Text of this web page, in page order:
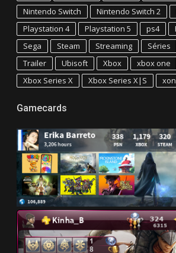
Nintendo Switch
Nintendo Switch 2
Playstation 4
Playstation 5 ps4
Sega
Steam Streaming Séries
Trailer
Ubisoft Xbox xbox one
Xbox Series X
Xbox Series X|S
Gamecards